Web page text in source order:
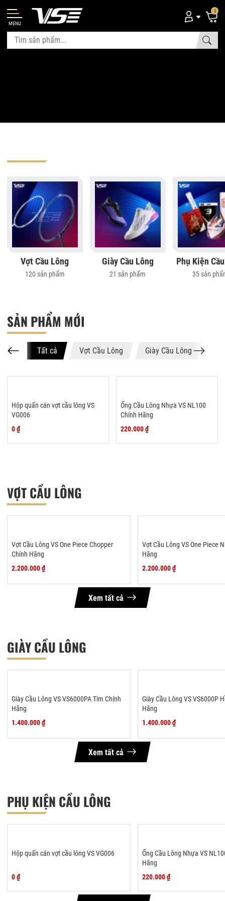
MENU
0
Vợt Cầu Lông
120 sản phẩm
Giày Cầu Lông
21 sản phẩm
Phụ Kiện
35 sản
SẢN PHẨM MỚI
Tất cả Vợt Cầu Lông Giày Cầu Lông
Hộp quấn cán vợt cầu lông VS
VG006
0 ₫
Ống Cầu Lông Nhựa VS NL100
Chính Hãng
220.000 ₫
VỢT CẦU LÔNG
Vợt Cầu Lông VS One Piece Chopper
Chính Hãng
2.200.000 ₫
Vợt Cầu Lông VS One Piece
Hãng
2.200.000 ₫
Xem tất cả
GIÀY CẦU LÔNG
Giày Cầu Lông VS VS6000PA Tím Chính
Hãng
1.400.000 ₫
Giày Cầu Lông VS VS6000P
Hãng
1.400.000 ₫
Xem tất cả
PHỤ KIỆN CẦU LÔNG
Hộp quấn cán vợt cầu lông VS VG006
0 ₫
Ống Cầu Lông Nhựa VS
Hãng
220.000 ₫